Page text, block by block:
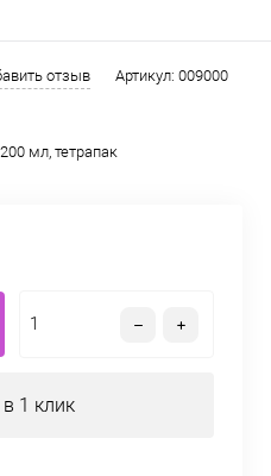
отзыв Артикул: 009000
мл, тетрапак
1 клик